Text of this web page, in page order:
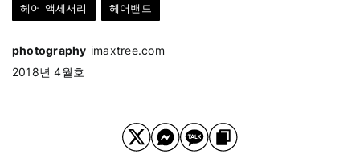
헤어 액세서리 헤어밴드
photography imaxtree.com
2018년 4월호